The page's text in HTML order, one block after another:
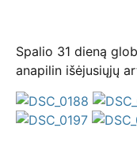
Spalio 31 dieną
anapilin išėjusiųjų